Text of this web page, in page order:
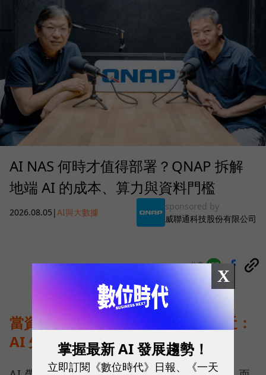
AI NAS 何時才值得部署？QNAP 拆解
地端 AI 的成本、算力與資料門檻
2026.08.05 |AI與大數據
sponsored by
威聯通科技股份有限公司
分享
當資料不能離開企業，運算就得靠近：
AI 先改寫儲存架構
X
掌握最新 AI 發展趨勢！
立即訂閱《數位時代》日報、《一天